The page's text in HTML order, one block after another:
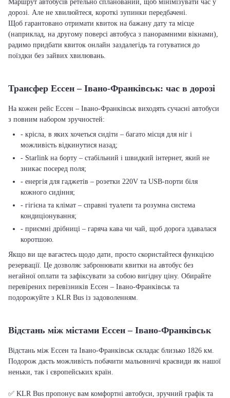
Маршрут автобусів ретельно спланований, щоб мінімізувати час у
дорозі. Але не хвилюйтеся, короткі зупинки передбачені.
Щоб гарантовано отримати квиток на бажану дату та місце
(наприклад, на другому поверсі автобуса з панорамними вікнами),
радимо придбати квиток онлайн заздалегідь та готуватися до
поїздки без зайвих хвилювань.
Трансфер Ессен – Івано-Франківськ: час в дорозі
На кожен рейс Ессен – Івано-Франківськ виходять сучасні автобуси
з повним набором зручностей:
- крісла, в яких хочеться сидіти – багато місця для ніг і
можливість відкинутися назад;
- Starlink на борту – стабільний і швидкий інтернет, який не
зникає посеред поля;
- енергія для гаджетів – розетки 220V та USB-порти біля
кожного сидіння;
- гігієна та клімат – справні туалети та розумна система
кондиціонування;
- приємні дрібниці – гаряча кава чи чай, щоб дорога здавалася
коротшою.
Якщо ви ще вагаєтесь щодо дати, просто скористайтеся функцією
резервації. Це дозволяє забронювати квитки на автобус без
негайної оплати та зафіксувати за собою вигідну ціну. Обирайте
перевірених перевізників Ессен – Івано-Франківськ та
подорожуйте з KLR Bus із задоволенням.
Відстань між містами Ессен – Івано-Франківськ
Відстань між Ессен та Івано-Франківськ складає близько 1826 км.
Подорож дасть можливість побачити мальовничі краєвиди як нашої
неньки, так і європейських країн.
✅ KLR Bus пропонує вам комфортні автобуси, зручний графік та